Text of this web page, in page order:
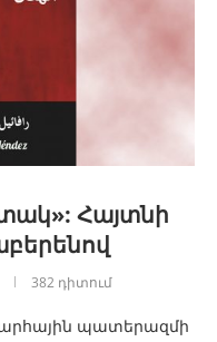
Հայտնի
382 դիտում
պատերազմի